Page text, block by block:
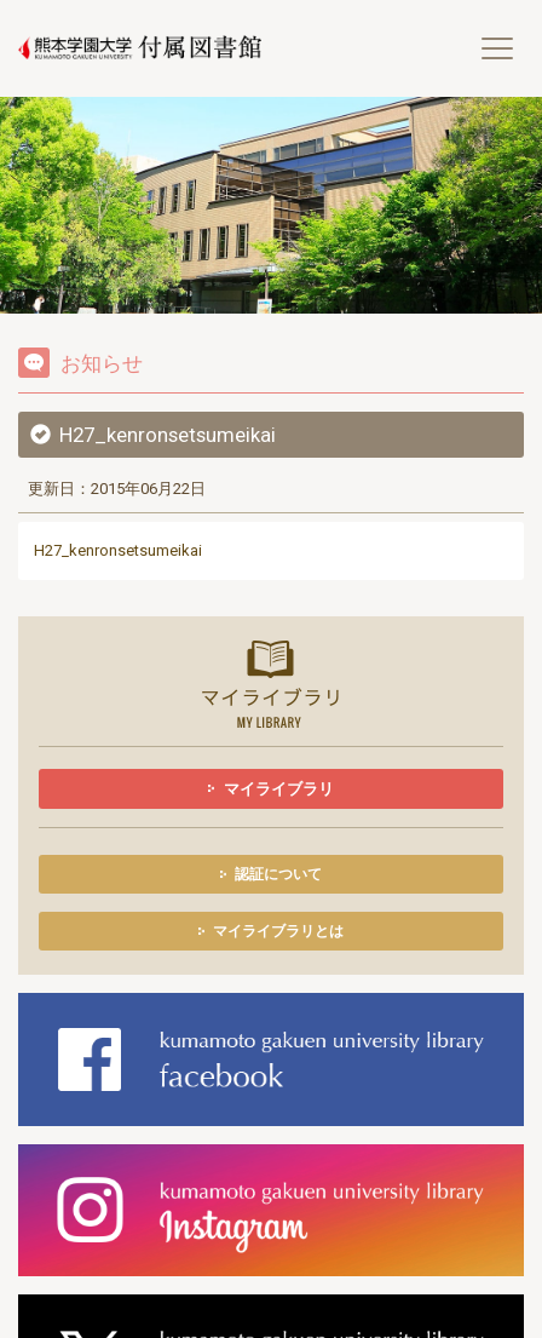
熊
お知らせ
H27_kenronsetsumeikai
更新日：2015年06月22日
H27_kenronsetsumeikai
マイライブラリ
認証について
マイライブラリとは